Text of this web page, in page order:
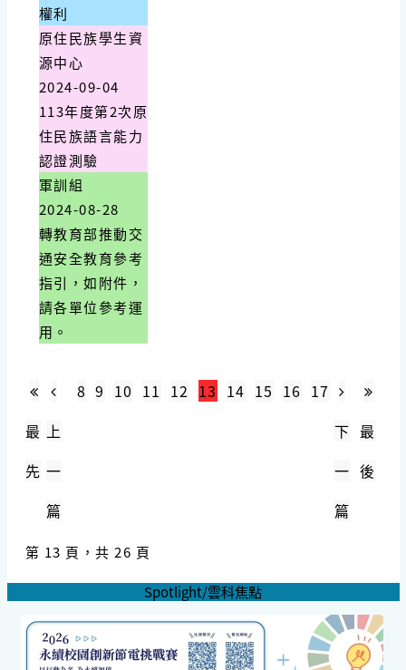
權利
原住民族學生資
源中心
2024-09-04
113年度第2次原
住民族語言能力
認證測驗
軍訓組
2024-08-28
轉教育部推動交
通安全教育參考
指引，如附件，
請各單位參考運
用。
最
先
上
一
篇
8 9 10 11 12 13 14 15 16 17
下
一
篇
最
後
第 13 頁，共 26 頁
Spotlight/雲科焦點